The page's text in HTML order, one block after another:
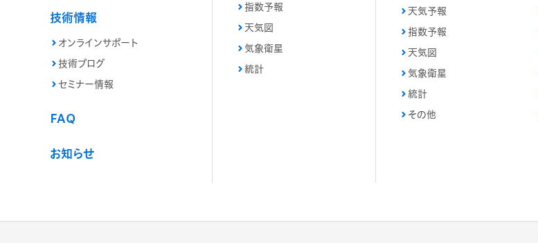
技術情報
オンラインサポート
技術ブログ
セミナー情報
FAQ
お知らせ
指数予報
天気図
気象衛星
統計
天気予報
指数予報
天気図
気象衛星
統計
その他